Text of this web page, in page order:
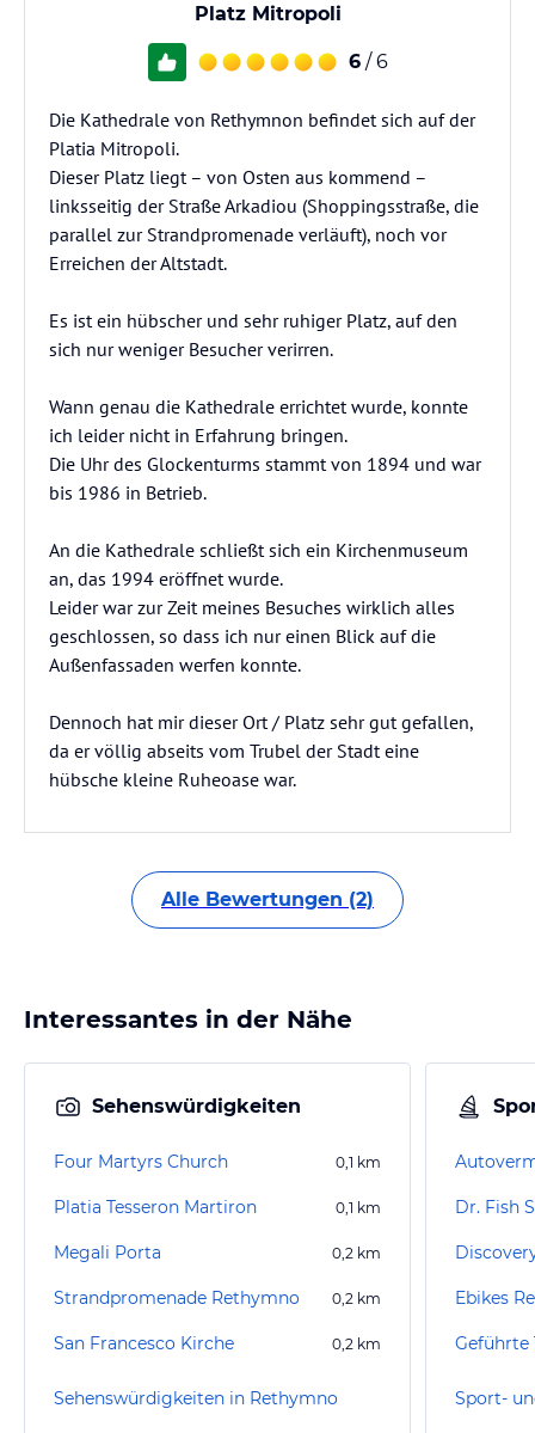
Platz Mitropoli
6 / 6
Die Kathedrale von Rethymnon befindet sich auf der
Platia Mitropoli.
Dieser Platz liegt – von Osten aus kommend –
linksseitig der Straße Arkadiou (Shoppingsstraße, die
parallel zur Strandpromenade verläuft), noch vor
Erreichen der Altstadt.
Es ist ein hübscher und sehr ruhiger Platz, auf den
sich nur weniger Besucher verirren.
Wann genau die Kathedrale errichtet wurde, konnte
ich leider nicht in Erfahrung bringen.
Die Uhr des Glockenturms stammt von 1894 und war
bis 1986 in Betrieb.
An die Kathedrale schließt sich ein Kirchenmuseum
an, das 1994 eröffnet wurde.
Leider war zur Zeit meines Besuches wirklich alles
geschlossen, so dass ich nur einen Blick auf die
Außenfassaden werfen konnte.
Dennoch hat mir dieser Ort / Platz sehr gut gefallen,
da er völlig abseits vom Trubel der Stadt eine
hübsche kleine Ruheoase war.
Alle Bewertungen (2)
Interessantes in der Nähe
Sehenswürdigkeiten
Four Martyrs Church 0,1 km
Platia Tesseron Martiron 0,1 km
Megali Porta 0,2 km
Strandpromenade Rethymno 0,2 km
San Francesco Kirche 0,2 km
Sehenswürdigkeiten in Rethymno
Dr. Fish
Ebikes
Geführte